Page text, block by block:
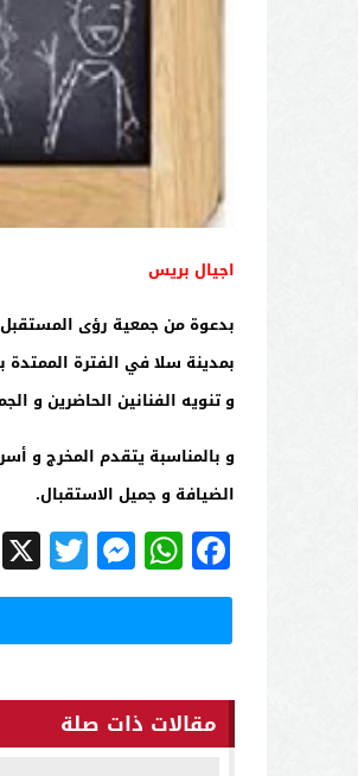
اجيال بريس
بدعوةمن جمعية رؤى المستقبل
و تنويه الفنانين الحاضرين و
و بالمناسبة يتقدم المخرج و
الضيافة و جميل الاستقبال.
Facebook
مقالات ذات صلة